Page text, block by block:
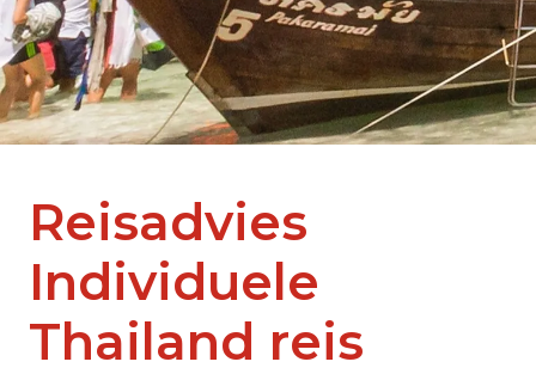
Reisadvies
Individuele
Thailand reis